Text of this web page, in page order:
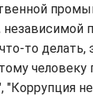
то
человеку
"Коррупция